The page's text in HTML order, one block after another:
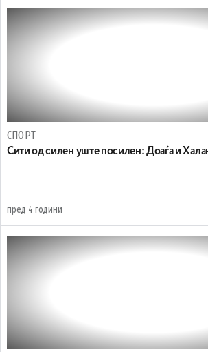
СПОРТ
Сити од силен уште посилен: Доаѓа и
пред 4 години